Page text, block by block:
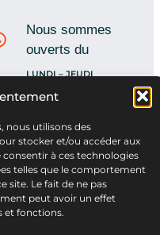
nous utilisons des
stocker et/ou accéder aux
à ces technologies
telles que le comportement
site. Le fait de ne pas
peut avoir un effet
et fonctions.
Nous sommes
ouverts du
LUNDI – JEUDI
16H30
Contactez l'atelier
09 62 52 21 81